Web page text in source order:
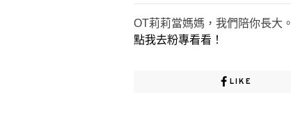
OT莉莉當媽媽，我們陪你長大。
點我去粉專看看！
LIKE